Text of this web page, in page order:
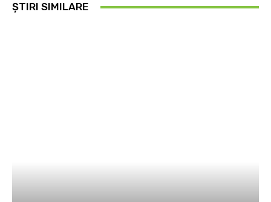
ȘTIRI SIMILARE